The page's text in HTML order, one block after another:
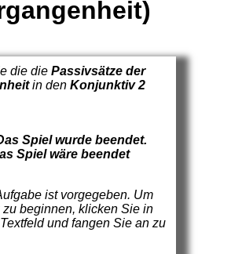
die die Passivsätze der
in den Konjunktiv 2
Spiel wurde beendet.
Spiel wäre beendet
ist vorgegeben. Um
beginnen, klicken Sie in
und fangen Sie an zu